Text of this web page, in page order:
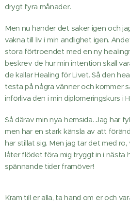
drygt fyra månader.
Men nu händer det saker igen och
vakna till liv i min andlighet igen.
stora förtroendet med en ny
beskrev de hur min intention skall
de kallar Healing för Livet. Så den
testa på några vänner och kommer
införliva den i min diplomeringskurs i
Så därav min nya hemsida. Jag har
men har en stark känsla av att
har stillat sig. Men jag tar det med ro,
låter flödet föra mig tryggt in i nästa
spännande tider framöver!
Kram till er alla, ta hand om er och